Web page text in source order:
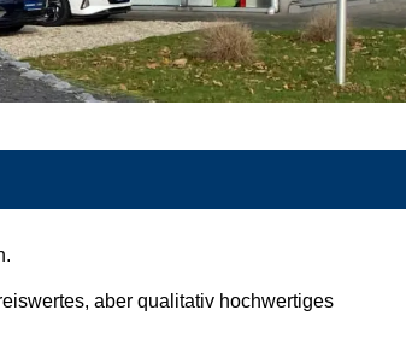
aber qualitativ hochwertiges